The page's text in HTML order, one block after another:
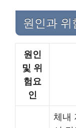
원인과 위
원인
및 위
험요
인
체내